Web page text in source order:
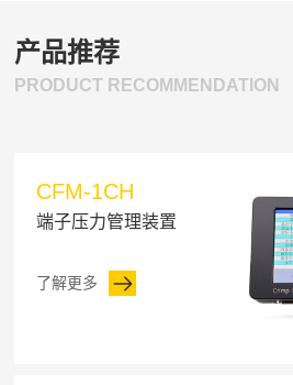
产品推荐
PRODUCT RECOMMENDATION
CFM-1CH
端子压力管理装置
了解更多